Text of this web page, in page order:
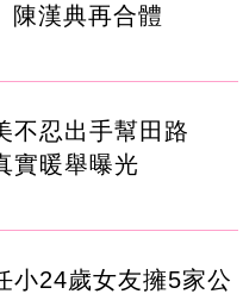
陳漢典再合體
不忍出手幫田路
暖舉曝光
小24歲女友擁5家公